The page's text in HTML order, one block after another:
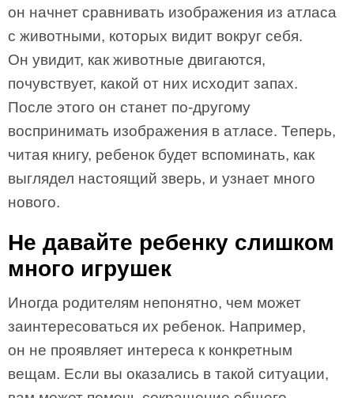
он начнет сравнивать изображения из атласа
с животными, которых видит вокруг себя.
Он увидит, как животные двигаются,
почувствует, какой от них исходит запах.
После этого он станет по-другому
воспринимать изображения в атласе. Теперь,
читая книгу, ребенок будет вспоминать, как
выглядел настоящий зверь, и узнает много
нового.
Не давайте ребенку слишком
много игрушек
Иногда родителям непонятно, чем может
заинтересоваться их ребенок. Например,
он не проявляет интереса к конкретным
вещам. Если вы оказались в такой ситуации,